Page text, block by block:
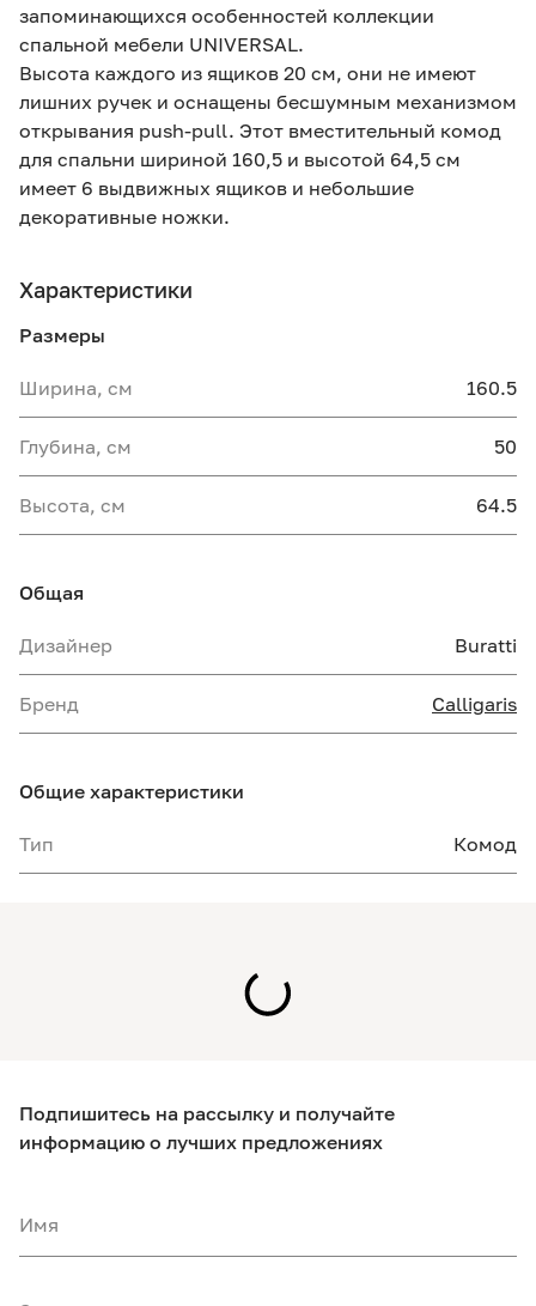
запоминающихся особенностей коллекции
спальной мебели UNIVERSAL.
Высота каждого из ящиков 20 см, они не имеют
лишних ручек и оснащены бесшумным механизмом
открывания push-pull. Этот вместительный комод
для спальни шириной 160,5 и высотой 64,5 см
имеет 6 выдвижных ящиков и небольшие
декоративные ножки.
Характеристики
Размеры
Ширина, см 160.5
Глубина, см 50
Высота, см 64.5
Общая
Дизайнер Buratti
Бренд Calligaris
Общие характеристики
Тип Комод
Подпишитесь на рассылку и получайте
информацию о лучших предложениях
Имя